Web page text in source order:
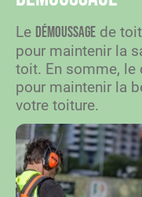
Le démoussage de
pour maintenir la
toit. En somme, le
pour maintenir la
votre toiture.